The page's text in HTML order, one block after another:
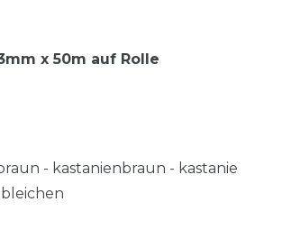
x 50m auf Rolle
- kastanienbraun - kastanie